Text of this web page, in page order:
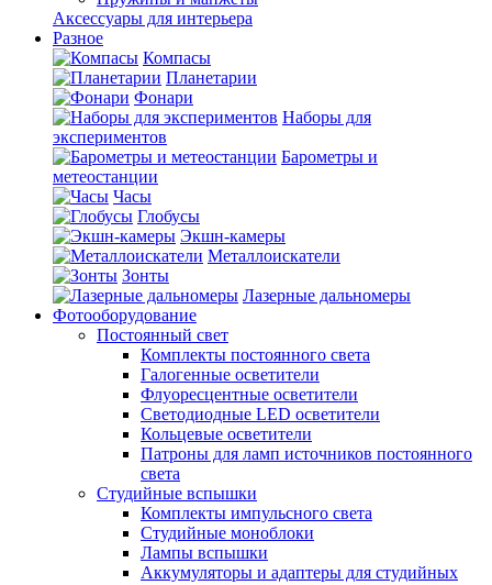
Аксессуары для интерьера
Разное
Компасы
Планетарии
Фонари
Наборы для
экспериментов
Барометры и
метеостанции
Часы
Глобусы
Экшн-камеры
Металлоискатели
Зонты
Лазерные дальномеры
Фотооборудование
Постоянный свет
Комплекты постоянного света
Галогенные осветители
Флуоресцентные осветители
Светодиодные LED осветители
Кольцевые осветители
Патроны для ламп источников постоянного
света
Студийные вспышки
Комплекты импульсного света
Студийные моноблоки
Лампы вспышки
Аккумуляторы и адаптеры для студийных